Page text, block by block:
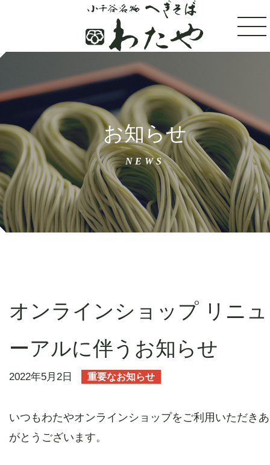
トップ
100年フードへぎそば
わたやについて
店舗案内
オンラインショップ
お知らせ
お問い合わせ
お知らせ
NEWS
オンラインショップ リニュ
ーアルに伴うお知らせ
2022年5月2日 重要なお知らせ
いつもわたやオンラインショップをご利用いただき
がとうございます。